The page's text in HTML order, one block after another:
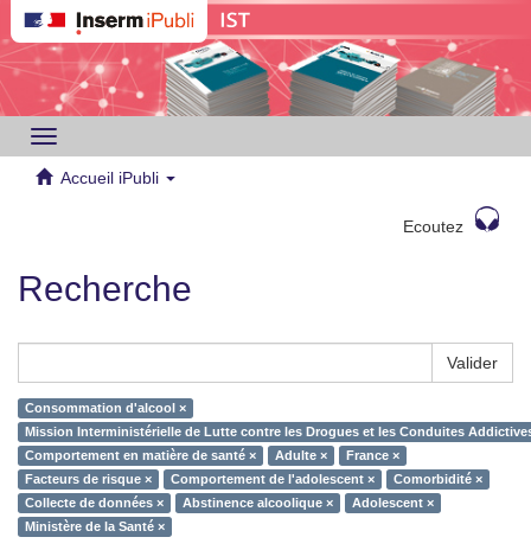
Toggle
navigation
Accueil iPubli
Ecoutez
Recherche
Valider
Consommation d'alcool ×
Mission Interministérielle de Lutte contre les Drogues et les Conduites
Comportement en matière de santé ×
Adulte ×
France ×
Facteurs de risque ×
Comportement de l'adolescent ×
Comorbidité ×
Collecte de données ×
Abstinence alcoolique ×
Adolescent ×
Ministère de la Santé ×